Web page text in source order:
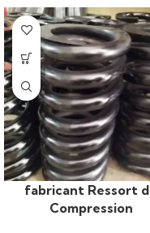
fabricant Ressort
Compression